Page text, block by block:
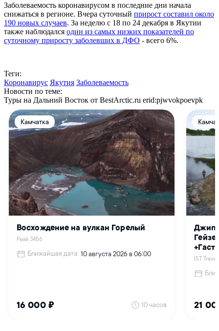
Заболеваемость коронавирусом в последние дни начала
снижаться в регионе. Вчера суточный прирост составил около
190 новых случаев. За неделю с 18 по 24 декабря в Якутии
также наблюдался один из самых низких показателей по
суточному приросту заболевших в ДФО - всего 6%.
Теги:
Коронавирус Якутия Заболеваемость
Новости по теме:
Туры на Дальний Восток от BestArctic.ru erid:pjwvokpoevpk